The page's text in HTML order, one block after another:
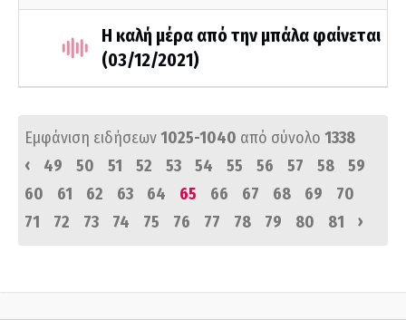
Η καλή μέρα από την μπάλα φαίνεται
(03/12/2021)
Εμφάνιση ειδήσεων1025-1040 από σύνολο 1338
‹
49 50 51 52 53 54 55 56 57 58
59
60
61 62 63 64 65 66 67 68 69
70
71
72 73 74 75 76 77 78 79 80 81 ›